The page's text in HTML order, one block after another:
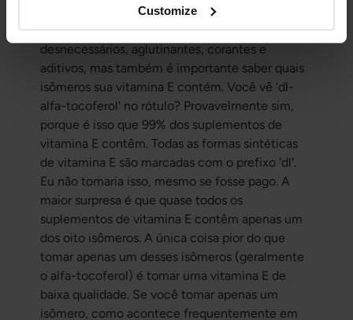
Customize
kriptonita! Infelizmente, há muitos produtos
ruins no mercado que contêm enchimentos
desnecessários, aglutinantes, corantes e
aditivos, mas também é importante saber quais
isômeros sua vitamina E contém. Você vê 'dl-
alfa-tocoferol' no rótulo? Provavelmente sim,
porque é isso que 99% dos suplementos de
vitamina E contêm. Todas as formas sintéticas
de vitamina E são marcadas com o prefixo 'dl'.
Eu não tomaria isso, mesmo se fosse pago. A
maior surpresa é que quase todos os
suplementos de vitamina E contêm apenas um
dos oito isômeros. A única coisa pior do que
tomar apenas um desses isômeros (geralmente
o alfa-tocoferol) é tomar uma vitamina E de
baixa qualidade. Se você tomar apenas um
isômero, como acontece frequentemente em